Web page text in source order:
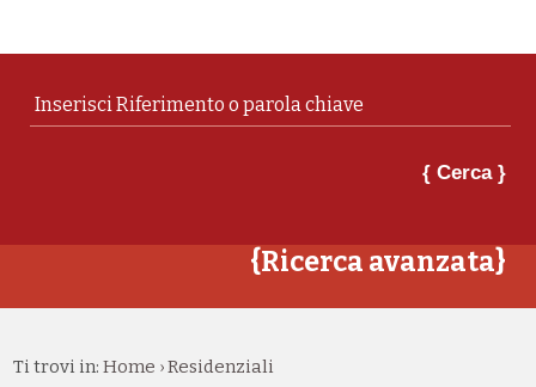
{ Cerca }
{Ricerca avanzata}
Ti trovi in: Home ›Residenziali